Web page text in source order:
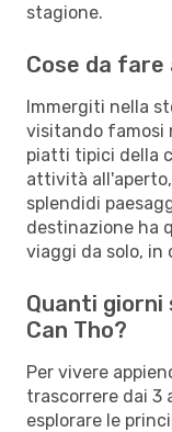
stagione.
Cose da fare
Immergiti nella
visitando famosi
piatti tipici della
attività
splendidi
destinazione ha
viaggi da solo, in
Quanti giorni
Can Tho?
Per vivere
trascorrere dai 3
esplorare le